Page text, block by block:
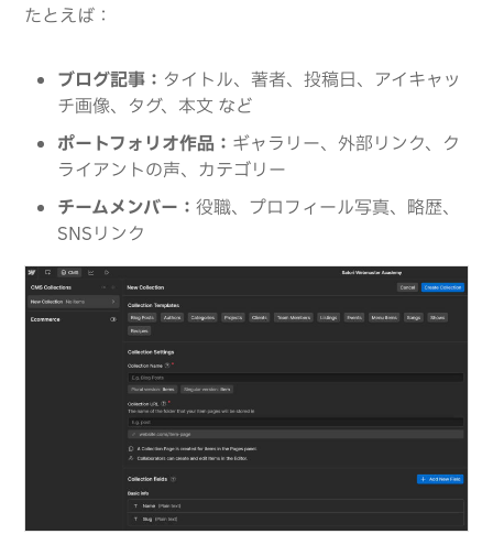
たとえば：
ブログ記事： タイトル、著者、投稿日、アイキャッ
チ画像、タグ、本文 など
ポートフォリオ作品： ギャラリー、外部リンク、ク
ライアントの声、カテゴリー
チームメンバー：役職、プロフィール写真、略歴、
SNSリンク